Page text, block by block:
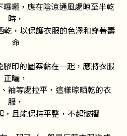
曬，應在陰涼通風處晾至半乾
時，
，以保護衣服的色澤和穿著壽
命
印的圖案黏在一起，應將衣服
正曬，
袖等處拉平，這樣晾晒乾的衣
服，
，且能保持平整，不起皺褶